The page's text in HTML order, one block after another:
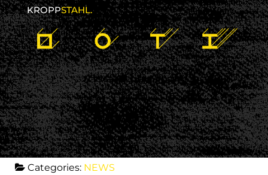
KROPPSTAHL.
25 mei 2016
kroppstahl
No comments
Categories: NEWS